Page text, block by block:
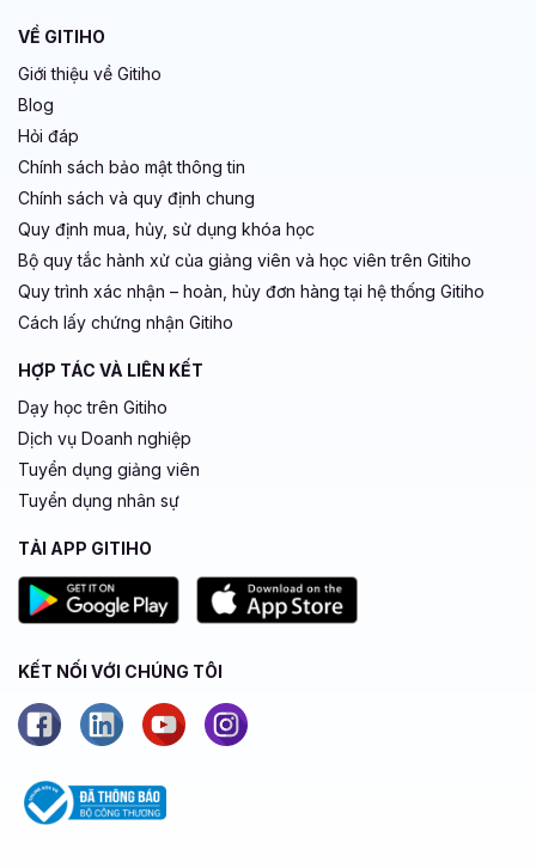
VỀ GITIHO
Giới thiệu về Gitiho
Blog
Hỏi đáp
Chính sách bảo mật thông tin
Chính sách và quy định chung
Quy định mua, hủy, sử dụng khóa học
Bộ quy tắc hành xử của giảng viên và học viên trên Gitiho
Quy trình xác nhận – hoàn, hủy đơn hàng tại hệ thống Gitiho
Cách lấy chứng nhận Gitiho
HỢP TÁC VÀ LIÊN KẾT
Dạy học trên Gitiho
Dịch vụ Doanh nghiệp
Tuyển dụng giảng viên
Tuyển dụng nhân sự
TẢI APP GITIHO
KẾT NỐI VỚI CHÚNG TÔI